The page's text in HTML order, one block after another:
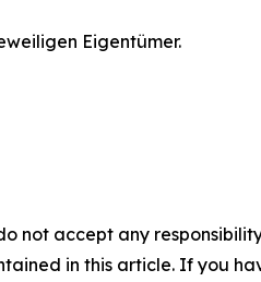
Eigentümer.
not accept any
in this article. If you